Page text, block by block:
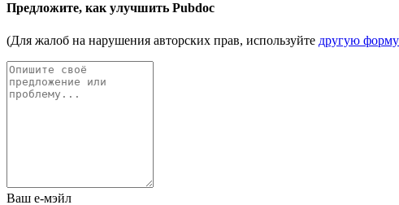
Предложите, как улучшить Pubdoc
(Для жалоб на нарушения авторских прав, используйте другую форму
Ваш е-мэйл